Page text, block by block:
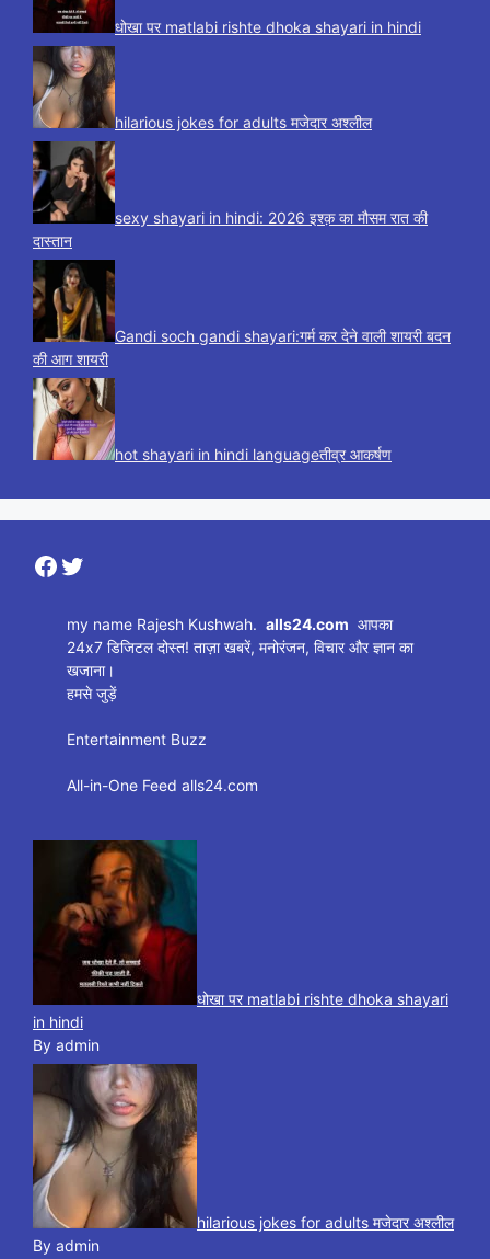
धोखा पर matlabi rishte dhoka shayari in hindi
hilarious jokes for adults मजेदार अश्लील
sexy shayari in hindi: 2026 इश्क़ का मौसम रात की
दास्तान
Gandi soch gandi shayari:गर्म कर देने वाली शायरी बदन
की आग शायरी
hot shayari in hindi languageतीव्र आकर्षण
Facebook
Twitter
my name Rajesh Kushwah.alls24.com आपका
24x7 डिजिटल दोस्त! ताज़ा खबरें, मनोरंजन, विचार और ज्ञान का
खजाना।
हमसे जुड़ें
Entertainment Buzz
All-in-One Feed alls24.com
धोखा पर matlabi rishte dhoka shayari
in hindi
By admin
hilarious jokes for adults मजेदार अश्लील
By admin